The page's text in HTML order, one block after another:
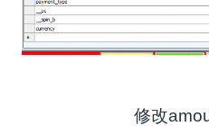
修改